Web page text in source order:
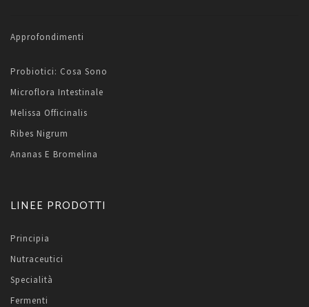
Approfondimenti
Probiotici: Cosa Sono
Microflora Intestinale
Melissa Officinalis
Ribes Nigrum
Ananas E Bromelina
LINEE PRODOTTI
Principia
Nutraceutici
Specialità
Fermenti